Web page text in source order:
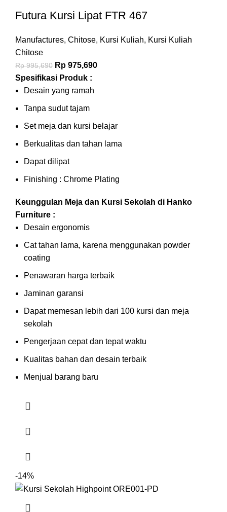
Futura Kursi Lipat FTR 467
Manufactures, Chitose, Kursi Kuliah, Kursi Kuliah
Chitose
Rp995,690 Rp 975,690
Spesifikasi Produk :
Desain yang ramah
Tanpa sudut tajam
Set meja dan kursi belajar
Berkualitas dan tahan lama
Dapat dilipat
Finishing : Chrome Plating
Keunggulan Meja dan Kursi Sekolah di Hanko
Furniture :
Desain ergonomis
Cat tahan lama, karena menggunakan powder
coating
Penawaran harga terbaik
Jaminan garansi
Dapat memesan lebih dari 100 kursi dan meja
sekolah
Pengerjaan cepat dan tepat waktu
Kualitas bahan dan desain terbaik
Menjual barang baru
-14%